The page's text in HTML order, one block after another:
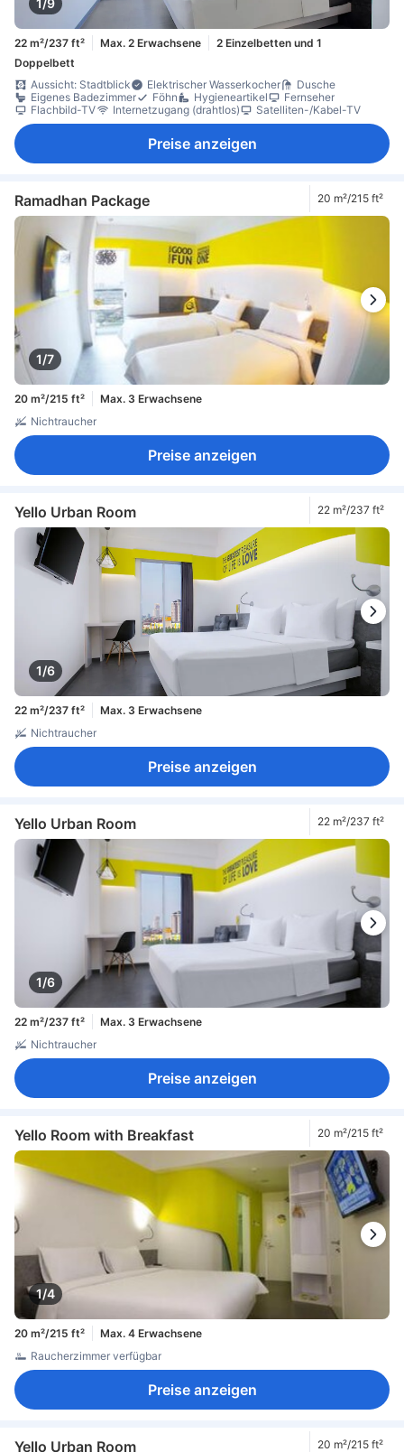
22 m²/237 ft² Max. 2 Erwachsene
2 Einzelbetten und 1
Doppelbett
Aussicht: Stadtblick
Elektrischer Wasserkocher
Dusche
Eigenes Badezimmer
Föhn Hygieneartikel
Fernseher
Flachbild-TV
Internetzugang (drahtlos) Satelliten-/Kabel-TV
Preise anzeigen
Ramadhan Package 20 m²/215 ft²
1/7
20 m²/215 ft²
Max. 3 Erwachsene
Nichtraucher
Preise anzeigen
Yello Urban Room 22 m²/237 ft²
1/6
22 m²/237 ft²
Max. 3 Erwachsene
Nichtraucher
Preise anzeigen
Yello Urban Room 22 m²/237 ft²
1/6
22 m²/237 ft²
Max. 3 Erwachsene
Nichtraucher
Preise anzeigen
Yello Room with Breakfast 20 m²/215 ft²
1/4
20 m²/215 ft²
Max. 4 Erwachsene
Raucherzimmer verfügbar
Preise anzeigen
Yello Urban Room 20 m²/215 ft²